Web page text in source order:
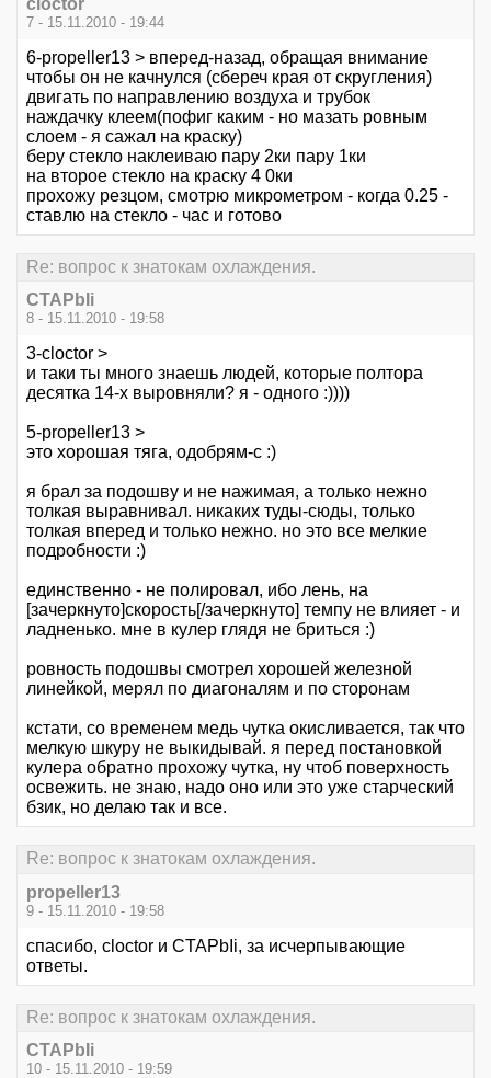
7 - 15.11.2010 - 19:44
6-propeller13 > вперед-назад, обращая внимание
чтобы он не качнулся (сбереч края от скругления)
двигать по направлению воздуха и трубок
наждачку клеем(пофиг каким - но мазать ровным
слоем - я сажал на краску)
беру стекло наклеиваю пару 2ки пару 1ки
на второе стекло на краску 4 0ки
прохожу резцом, смотрю микрометром - когда 0.25 -
ставлю на стекло - час и готово
Re: вопрос к знатокам охлаждения.
CTAPbIi
8 - 15.11.2010 - 19:58
3-cloctor >
и таки ты много знаешь людей, которые полтора
десятка 14-х выровняли? я - одного :))))
5-propeller13 >
это хорошая тяга, одобрям-с :)
я брал за подошву и не нажимая, а только нежно
толкая выравнивал. никаких туды-сюды, только
толкая вперед и только нежно. но это все мелкие
подробности :)
единственно - не полировал, ибо лень, на
[зачеркнуто]скорость[/зачеркнуто] темпу не влияет - и
ладненько. мне в кулер глядя не бриться :)
ровность подошвы смотрел хорошей железной
линейкой, мерял по диагоналям и по сторонам
кстати, со временем медь чутка окисливается, так что
мелкую шкуру не выкидывай. я перед постановкой
кулера обратно прохожу чутка, ну чтоб поверхность
освежить. не знаю, надо оно или это уже старческий
бзик, но делаю так и все.
Re: вопрос к знатокам охлаждения.
propeller13
9 - 15.11.2010 - 19:58
спасибо, cloctor и CTAPbIi, за исчерпывающие
ответы.
Re: вопрос к знатокам охлаждения.
CTAPbIi
10 - 15.11.2010 - 19:59